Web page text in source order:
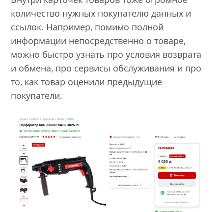
количество нужных покупателю данных и
ссылок. Например, помимо полной
информации непосредственно о товаре,
можно быстро узнать про условия возврата
и обмена, про сервисы обслуживания и про
то, как товар оценили предыдущие
покупатели.